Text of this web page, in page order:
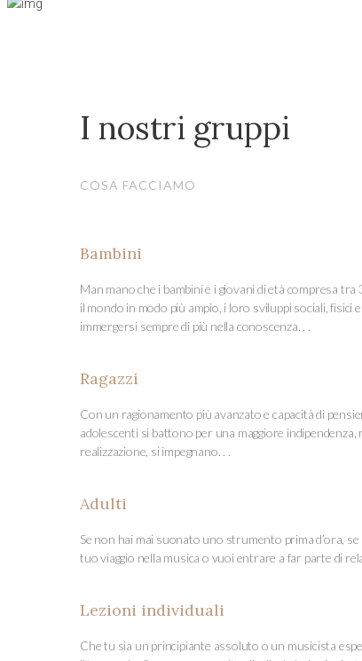
I nostri gruppi
COSA FACCIAMO
Bambini
Man mano che i bambini e i giovani di età compresa
il mondo in modo più ampio, i loro sviluppi sociali, fisici
immergersi sempre di più nella conoscenza. . .
Ragazzi
Con un ragionamento più avanzato e capacità di
adolescenti si battono per una maggiore indipendenza,
realizzazione, si impegnano. . .
Adulti
Se non hai mai suonato uno strumento prima d’ora,
tuo viaggio nella musica o vuoi entrare a far parte di
Lezioni individuali
Che tu sia un principiante assoluto o un musicista